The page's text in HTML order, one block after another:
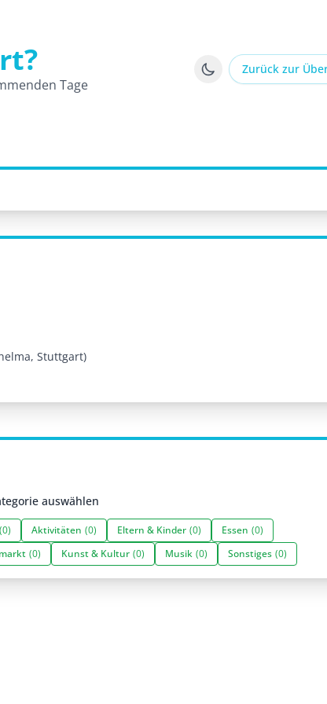
Tage
Zurück zur
Stuttgart)
auswählen
(0) Aktivitäten (0) Eltern & Kinder (0) Essen (0)
(0) Kunst & Kultur (0) Musik (0) Sonstiges (0)